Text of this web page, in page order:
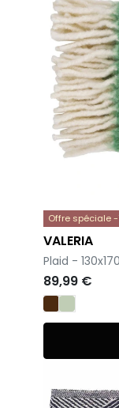
Offre spéciale -
VALERIA
-
Plaid -
89,99 €